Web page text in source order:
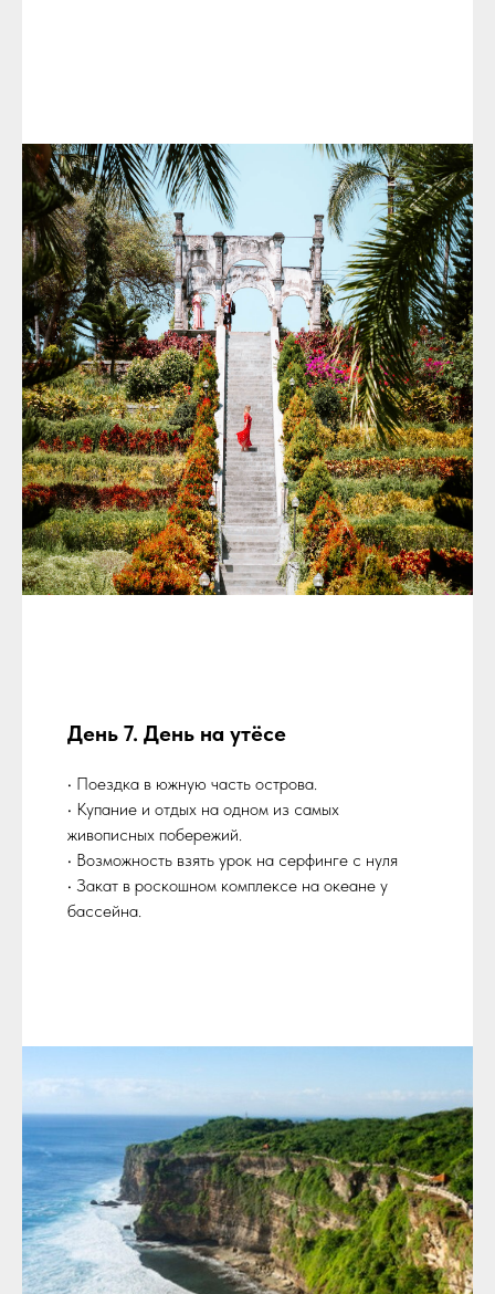
День 7. День на утёсе
• Поездка в южную часть острова.
• Купание и отдых на одном из самых
живописных побережий.
• Возможность взять урок на серфинге с нуля
• Закат в роскошном комплексе на океане у
бассейна.